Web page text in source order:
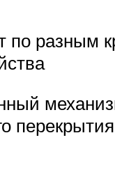
по разным